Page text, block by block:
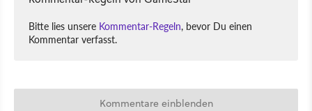
Bitte lies unsere Kommentar-Regeln, bevor Du einen
Kommentar verfasst.
Kommentare einblenden